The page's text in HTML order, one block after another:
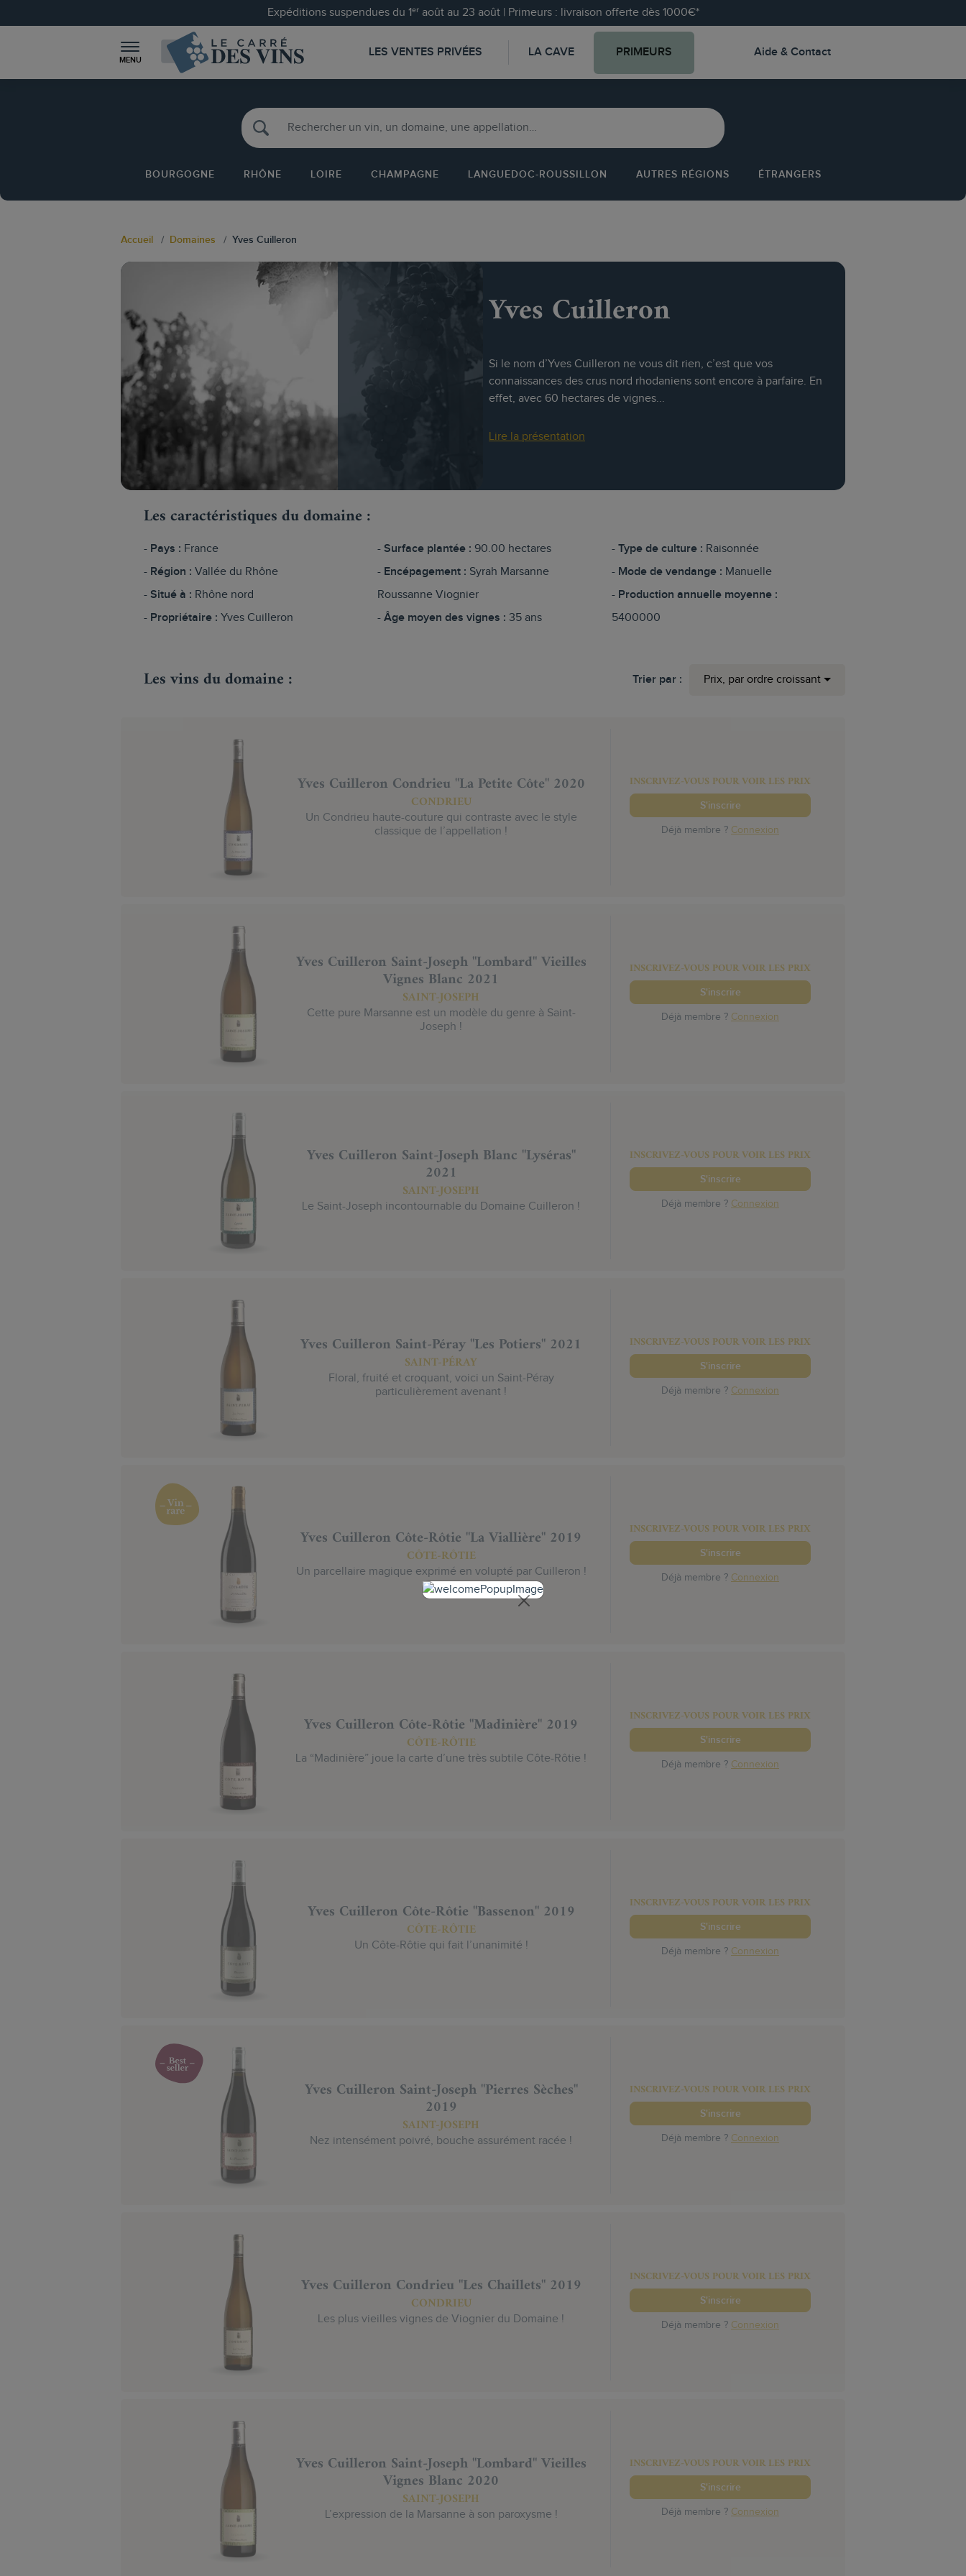
Expéditions suspendues du 1ᵉʳ août au 23 août | Primeurs : livraison offerte dès 1000€*
MENU
LES VENTES PRIVÉES LA CAVE PRIMEURS Aide & Contact
BOURGOGNE RHÔNE LOIRE CHAMPAGNE LANGUEDOC-ROUSSILLON AUTRES RÉGIONS ÉTRANGERS
Accueil Domaines Yves Cuilleron
Yves Cuilleron
Si le nom d’Yves Cuilleron ne vous dit rien, c’est que vos
connaissances des crus nord rhodaniens sont encore à parfaire. En
effet, avec 60 hectares de vignes...
Lire la présentation
Les caractéristiques du domaine :
Pays : France
Région : Vallée du Rhône
Situé à : Rhône nord
Propriétaire : Yves Cuilleron
Surface plantée : 90.00 hectares
Encépagement :
Roussanne Viognier
Âge moyen des vignes : 35 ans
Type de culture : Raisonnée
Mode de vendange : Manuelle
Production annuelle moyenne :
5400000
Les vins du domaine : Trier par : Prix, par ordre croissant
Yves Cuilleron Condrieu "La Petite Côte" 2020
CONDRIEU
Un Condrieu haute-couture qui contraste avec le style
classique de l’appellation !
INSCRIVEZ-VOUS POUR VOIR LES PRIX
S'inscrire
Déjà membre ? Connexion
Yves Cuilleron Saint-Joseph "Lombard" Vieilles
Vignes Blanc 2021
SAINT-JOSEPH
Cette pure Marsanne est un modèle du genre à Saint-
Joseph !
INSCRIVEZ-VOUS POUR VOIR LES PRIX
S'inscrire
Déjà membre ? Connexion
Yves Cuilleron Saint-Joseph Blanc "Lyséras"
2021
SAINT-JOSEPH
Le Saint-Joseph incontournable du Domaine Cuilleron !
INSCRIVEZ-VOUS POUR VOIR LES PRIX
S'inscrire
Déjà membre ? Connexion
Yves Cuilleron Saint-Péray "Les Potiers" 2021
SAINT-PÉRAY
Floral, fruité et croquant, voici un Saint-Péray
particulièrement avenant !
INSCRIVEZ-VOUS POUR VOIR LES PRIX
S'inscrire
Déjà membre ? Connexion
Yves Cuilleron Côte-Rôtie "La Viallière" 2019
CÔTE-RÔTIE
Un parcellaire magique exprimé en volupté par Cuilleron !
INSCRIVEZ-VOUS POUR VOIR LES PRIX
S'inscrire
Déjà membre ? Connexion
Yves Cuilleron Côte-Rôtie "Madinière" 2019
CÔTE-RÔTIE
La “Madinière” joue la carte d’une très subtile Côte-Rôtie !
INSCRIVEZ-VOUS POUR VOIR LES PRIX
S'inscrire
Déjà membre ? Connexion
Yves Cuilleron Côte-Rôtie "Bassenon" 2019
CÔTE-RÔTIE
Un Côte-Rôtie qui fait l’unanimité !
INSCRIVEZ-VOUS POUR VOIR LES PRIX
S'inscrire
Déjà membre ? Connexion
Yves Cuilleron Saint-Joseph "Pierres Sèches"
2019
SAINT-JOSEPH
Nez intensément poivré, bouche assurément racée !
INSCRIVEZ-VOUS POUR VOIR LES PRIX
S'inscrire
Déjà membre ? Connexion
Yves Cuilleron Condrieu "Les Chaillets" 2019
CONDRIEU
Les plus vieilles vignes de Viognier du Domaine !
INSCRIVEZ-VOUS POUR VOIR LES PRIX
S'inscrire
Déjà membre ? Connexion
Yves Cuilleron Saint-Joseph "Lombard" Vieilles
Vignes Blanc 2020
SAINT-JOSEPH
L’expression de la Marsanne à son paroxysme !
INSCRIVEZ-VOUS POUR VOIR LES PRIX
S'inscrire
Déjà membre ? Connexion